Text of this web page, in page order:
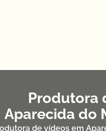
Produtora
Aparecida do
de vídeos em